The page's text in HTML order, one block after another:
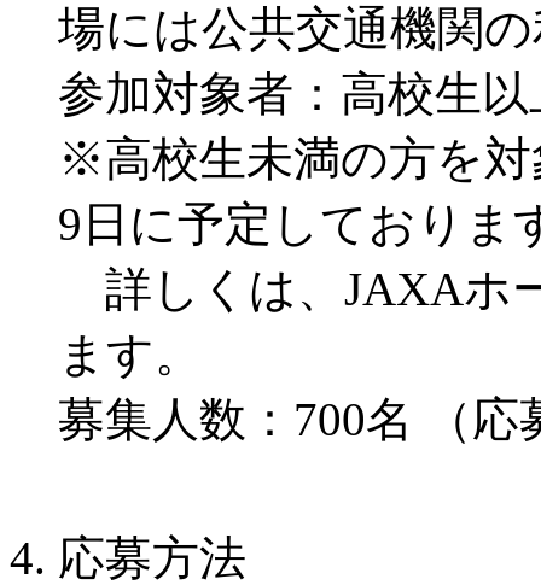
場には公共交通機関
参加対象者：高校生以
※高校生未満の方を
9日に予定しておりま
詳しくは、JAXAホ
ます。
募集人数：700名 （
応募方法